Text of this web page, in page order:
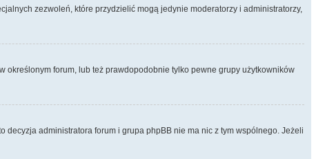
zezwoleń, które przydzielić mogą jedynie moderatorzy i administratorzy,
określonym forum, lub też prawdopodobnie tylko pewne grupy użytkowników
administratora forum i grupa phpBB nie ma nic z tym wspólnego. Jeżeli